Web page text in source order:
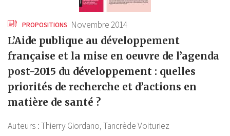
PROPOSITIONS Novembre 2014
L’Aide publique au développement
française et la mise en oeuvre de l’agenda
post-2015 du développement : quelles
priorités de recherche et d’actions en
matière de santé ?
Auteurs :Thierry Giordano,Tancrède Voituriez